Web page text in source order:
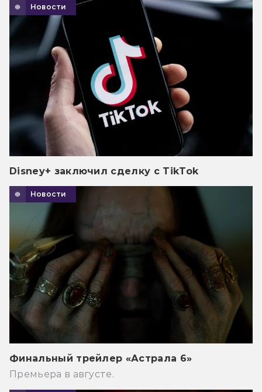
Новости
Disney+ заключил сделку с TikTok
Новости
Финальный трейлер «Астрала 6»
Премьера в августе.